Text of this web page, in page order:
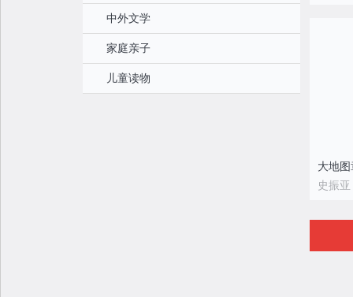
中外文学
家庭亲子
儿童读物
大地图
史振亚